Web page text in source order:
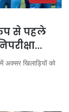
कप से पहले
खिलाड़ियों को